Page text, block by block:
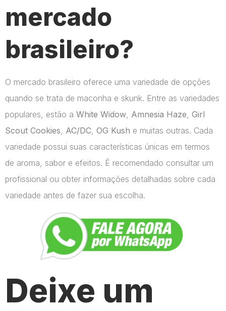
mercado
brasileiro?
O mercado brasileiro oferece uma variedade de opções
quando se trata de maconha e skunk. Entre as variedades
populares, estão a White Widow Amnesia Haze Girl
Scout Cookies AC/DC OG Kush e muitas outras. Cada
variedade possui suas características únicas em termos
de aroma, sabor e efeitos. É recomendado consultar um
profissional ou obter informações detalhadas sobre cada
variedade antes de fazer sua escolha.
Deixe um